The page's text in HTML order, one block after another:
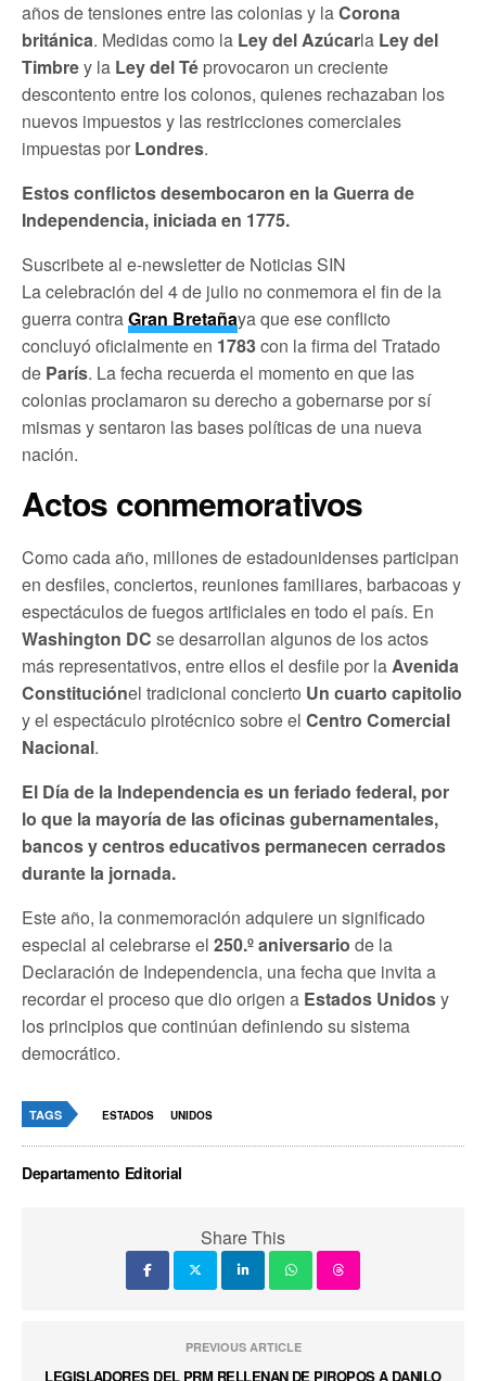
años de tensiones entre las colonias y laCorona
británica. Medidas como la Ley del Azúcarla Ley del
Timbrey la Ley del Té provocaron un creciente
descontento entre los colonos, quienes rechazaban los
nuevos impuestos y las restricciones comerciales
impuestas por Londres.
Estos conflictos desembocaron en la Guerra de
Independencia, iniciada en 1775.
Suscribete al e-newsletter de Noticias SIN
La celebración del 4 de julio no conmemora el fin de la
guerra contraGran Bretañaya que ese conflicto
concluyó oficialmente en 1783con la firma del Tratado
de París. La fecha recuerda el momento en que las
colonias proclamaron su derecho a gobernarse por sí
mismas y sentaron las bases políticas de una nueva
nación.
Actos conmemorativos
Como cada año, millones de estadounidenses participan
en desfiles, conciertos, reuniones familiares, barbacoas y
espectáculos de fuegos artificiales en todo el país. En
Washington DC se desarrollan algunos de los actos
más representativos, entre ellos el desfile por la Avenida
Constituciónel tradicional concierto Un cuarto capitolio
y el espectáculo pirotécnico sobre elCentro Comercial
Nacional.
El Día de la Independencia es un feriado federal, por
lo que la mayoría de las oficinas gubernamentales,
bancos y centros educativos permanecen cerrados
durante la jornada.
Este año, la conmemoración adquiere un significado
especial al celebrarse el250.º aniversario de la
Declaración de Independencia, una fecha que invita a
recordar el proceso que dio origen a Estados Unidosy
los principios que continúan definiendo su sistema
democrático.
TAGS ESTADOS UNIDOS
Departamento Editorial
Share This
PREVIOUS ARTICLE
LEGISLADORES DEL PRM RELLENAN DE PIROPOS A DANILO